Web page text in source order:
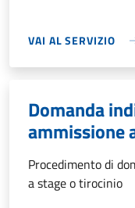
VAI AL SERVIZIO
Domanda
ammissione
Procedimento di
a stage o tirocinio